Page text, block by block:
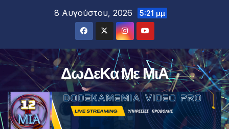
8 Αυγούστου, 2026 5:21 μμ
ΔωΔεΚα Με ΜιΑ